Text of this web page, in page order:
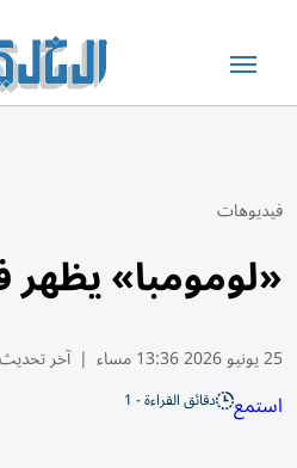
فيديوهات
«لومومبا» يظهر
25 يونيو 2026 13:36 مساء | آخر
استمع دقائق القراءة - 1